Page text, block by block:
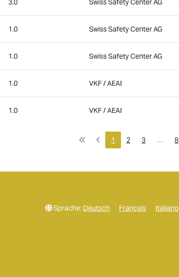
3.0 Swiss Safety Center AG
1.0 Swiss Safety Center AG
1.0 Swiss Safety Center AG
1.0 VKF / AEAI
1.0 VKF / AEAI
1 2 3 … 8
Sprache: Deutsch Français Italiano